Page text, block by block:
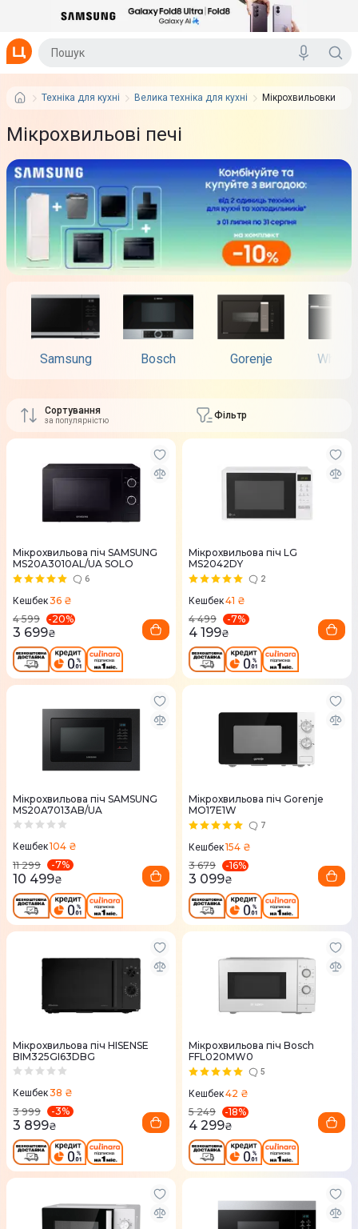
Техніка для кухні Велика техніка для кухні Мікрохвильовки
Мікрохвильові печі
Samsung Bosch Gorenje
Сортування
за популярністю Фільтр
Мікрохвильова піч SAMSUNG
MS20A3010AL/UA SOLO
6
Кешбек36 ₴
4 599
-20%
3 699₴
Мікрохвильова піч LG
MS2042DY
2
Кешбек41 ₴
4 499
-7%
4 199₴
Мікрохвильова піч SAMSUNG
MS20A7013AB/UA
Кешбек104 ₴
11 299
-7%
10 499₴
Мікрохвильова піч Gorenje
MO17E1W
7
Кешбек154 ₴
3 679
-16%
3 099₴
Мікрохвильова піч HISENSE
BIM325GI63DBG
Кешбек38 ₴
3 999
-3%
3 899₴
Мікрохвильова піч Bosch
FFL020MW0
5
Кешбек42 ₴
5 249
-18%
4 299₴